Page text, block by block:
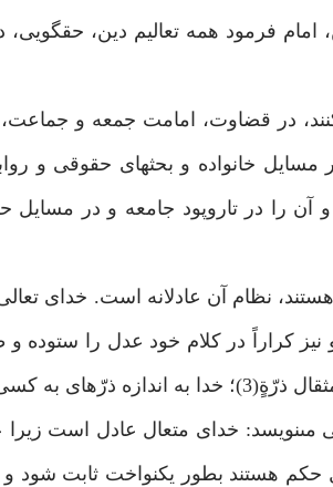
فرمود همه تعاليم دين،
در قضاوت، امامت جمعه و
مسايل خانواده و بحث‏هاى حقوقى و
را در تاروپود جامعه و در مسايل
نظام آن عادلانه است. خداى
كراراً در كلام خود عدل را ستوده
را به عدالت امر نموده و از ظلم نهى مى‏كند: «انّ اللّه لايظلم
مى‏نويسد: خداى متعال عادل است
حكم هستند بطور يكنواخت ثابت شود